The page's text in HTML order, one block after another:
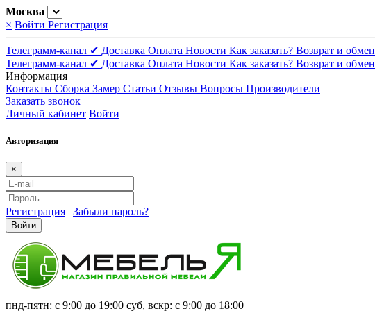
Москва
× Войти Регистрация
Телеграмм-канал ✔ Доставка Оплата Новости Как заказать? Возврат и обмен
Телеграмм-канал ✔ Доставка Оплата Новости Как заказать? Возврат и обмен
Информация
Контакты Сборка Замер Статьи Отзывы Вопросы Производители
Заказать звонок
Личный кабинет Войти
Авторизация
×
Регистрация | Забыли пароль?
Войти
пнд-пятн: с 9:00 до 19:00 суб, вскр: с 9:00 до 18:00